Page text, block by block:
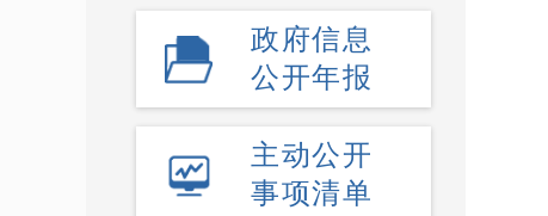
政府信息
公开年报
主动公开
事项清单